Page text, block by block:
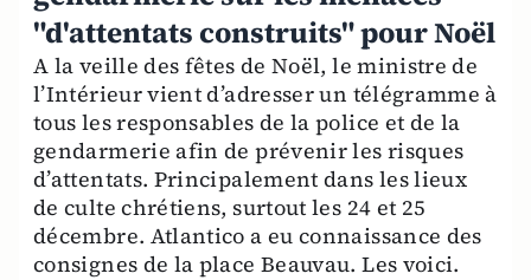
"d'attentats construits" pour Noël
A la veille des fêtes de Noël, le ministre de
l’Intérieur vient d’adresser un télégramme à
tous les responsables de la police et de la
gendarmerie afin de prévenir les risques
d’attentats. Principalement dans les lieux
de culte chrétiens, surtout les 24 et 25
décembre. Atlantico a eu connaissance des
consignes de la place Beauvau. Les voici.